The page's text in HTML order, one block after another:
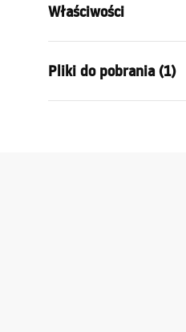
Właściwości
Typ syfonu
Długość odpływu (cm)
Pliki do pobrania (1)